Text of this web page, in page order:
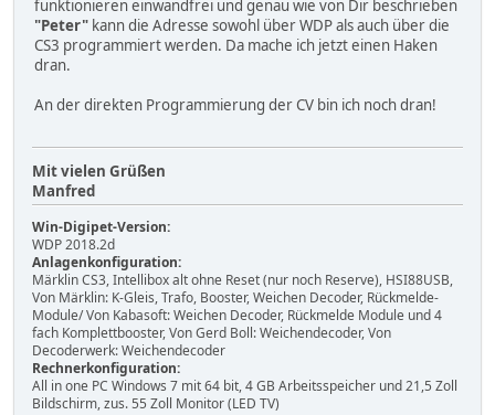
funktionieren einwandfrei und genau wie von Dir beschrieben
"Peter" kann die Adresse sowohl über WDP als auch über die
CS3 programmiert werden. Da mache ich jetzt einen Haken
dran.
An der direkten Programmierung der CV bin ich noch dran!
Mit vielen Grüßen
Manfred
Win-Digipet-Version:
WDP 2018.2d
Anlagenkonfiguration:
Märklin CS3, Intellibox alt ohne Reset (nur noch Reserve), HSI88USB,
Von Märklin: K-Gleis, Trafo, Booster, Weichen Decoder, Rückmelde-
Module/ Von Kabasoft: Weichen Decoder, Rückmelde Module und 4
fach Komplettbooster, Von Gerd Boll: Weichendecoder, Von
Decoderwerk: Weichendecoder
Rechnerkonfiguration:
All in one PC Windows 7 mit 64 bit, 4 GB Arbeitsspeicher und 21,5 Zoll
Bildschirm, zus. 55 Zoll Monitor (LED TV)